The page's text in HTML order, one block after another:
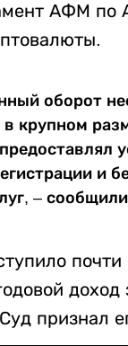
АФМ
оборот
крупном
и
–
доход
признал